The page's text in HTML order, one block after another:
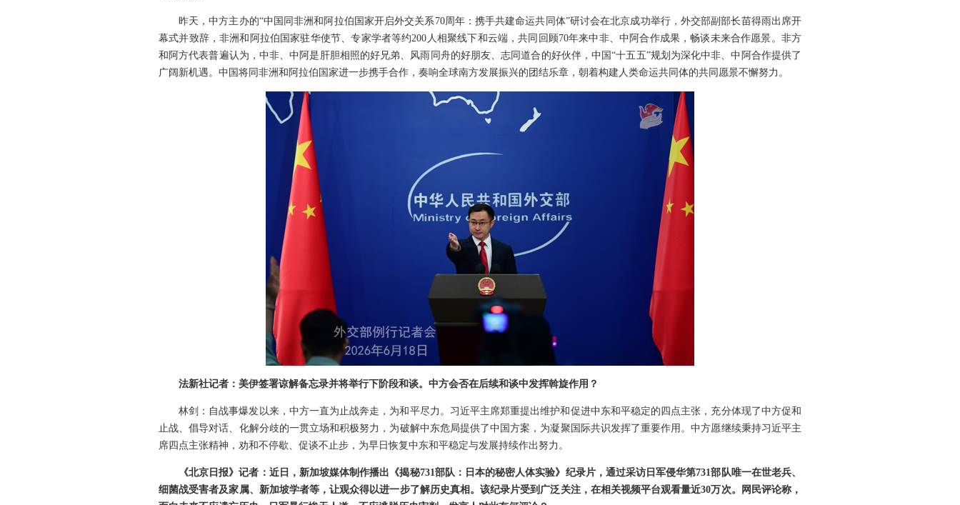
昨天，中方主办的“中国同非洲和阿拉伯国家开启外交关系70周年：携手共建命运共同体”研讨会在北京成功举行，外交部副部长苗得雨出席开
幕式并致辞，非洲和阿拉伯国家驻华使节、专家学者等约200人相聚线下和云端，共同回顾70年来中非、中阿合作成果，畅谈未来合作愿景。非方
和阿方代表普遍认为，中非、中阿是肝胆相照的好兄弟、风雨同舟的好朋友、志同道合的好伙伴，中国“十五五”规划为深化中非、中阿合作提供了
广阔新机遇。中国将同非洲和阿拉伯国家进一步携手合作，奏响全球南方发展振兴的团结乐章，朝着构建人类命运共同体的共同愿景不懈努力。
法新社记者：美伊签署谅解备忘录并将举行下阶段和谈。中方会否在后续和谈中发挥斡旋作用？
林剑：自战事爆发以来，中方一直为止战奔走，为和平尽力。习近平主席郑重提出维护和促进中东和平稳定的四点主张，充分体现了中方促和
止战、倡导对话、化解分歧的一贯立场和积极努力，为破解中东危局提供了中国方案，为凝聚国际共识发挥了重要作用。中方愿继续秉持习近平主
席四点主张精神，劝和不停歇、促谈不止步，为早日恢复中东和平稳定与发展持续作出努力。
《北京日报》记者：近日，新加坡媒体制作播出《揭秘731部队：日本的秘密人体实验》纪录片，通过采访日军侵华第731部队唯一在世老兵、
细菌战受害者及家属、新加坡学者等，让观众得以进一步了解历史真相。该纪录片受到广泛关注，在相关视频平台观看量近30万次。网民评论称，